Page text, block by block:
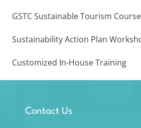
GSTC Sustainable Tourism Course
Sustainability Action Plan
Customized In-House Training
Contact Us